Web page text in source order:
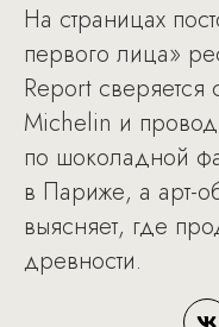
На страницах
первого лица»
Report
Michelin и
по шоколадной
в Париже, а арт-
выясняет, где
древности.